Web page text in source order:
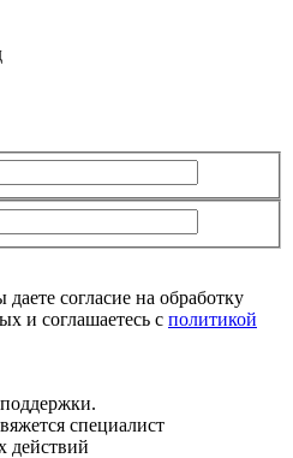
согласие на обработку
и соглашаетесь с политикой
специалист
действий